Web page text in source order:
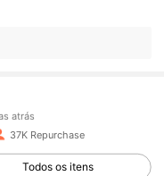
37K Repurchase
Todos os itens